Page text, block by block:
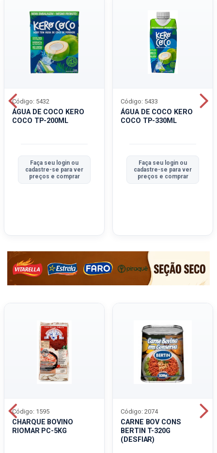
ÁGUA DE COCO KERO
COCO TP-200ML
Código: 5432
Faça seu login ou
cadastre-se para ver
preços e comprar
ÁGUA DE COCO KERO
COCO TP-330ML
Código: 5433
Faça seu login ou
cadastre-se para ver
preços e comprar
CHARQUE BOVINO
RIOMAR PC-5KG
Código: 1595
CARNE BOV CONS
BERTIN T-320G
(DESFIAR)
Código: 2074